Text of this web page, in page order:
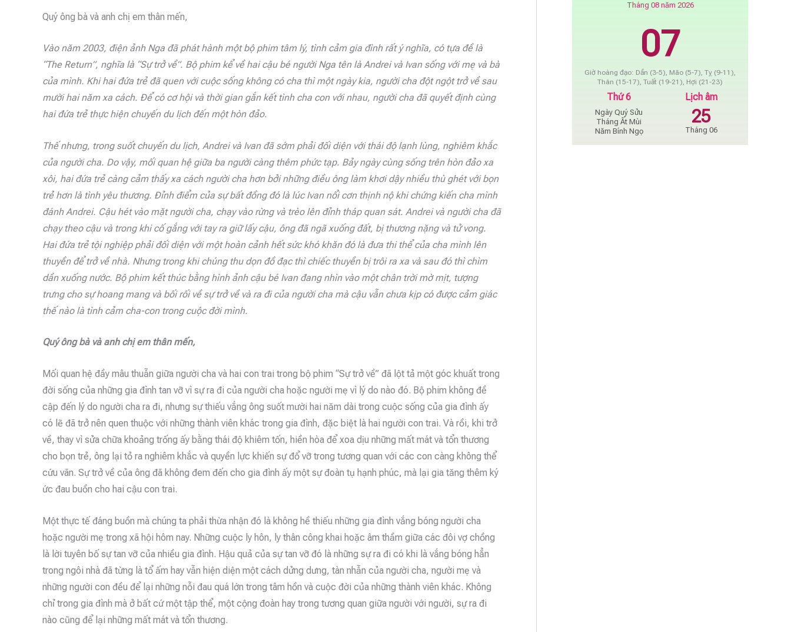
Quý ông bà và anh chị em thân mến,
Vào năm 2003, điện ảnh Nga đã phát hành một bộ phim tâm lý, tình cảm gia đình rất ý nghĩa, có tựa đề là
“The Return”, nghĩa là “Sự trở về”. Bộ phim kể về hai cậu bé người Nga tên là Andrei và Ivan sống với mẹ và bà
của mình. Khi hai đứa trẻ đã quen với cuộc sống không có cha thì một ngày kia, người cha đột ngột trở về sau
mười hai năm xa cách. Để có cơ hội và thời gian gắn kết tình cha con với nhau, người cha đã quyết định cùng
hai đứa trẻ thực hiện chuyến du lịch đến một hòn đảo.
Thế nhưng, trong suốt chuyến du lịch, Andrei và Ivan đã sớm phải đối diện với thái độ lạnh lùng, nghiêm khắc
của người cha. Do vậy, mối quan hệ giữa ba người càng thêm phức tạp. Bảy ngày cùng sống trên hòn đảo xa
xôi, hai đứa trẻ càng cảm thấy xa cách người cha hơn bởi những điều ông làm khơi dậy nhiều thù ghét với bọn
trẻ hơn là tình yêu thương. Đỉnh điểm của sự bất đồng đó là lúc Ivan nổi cơn thịnh nộ khi chứng kiến ​​cha mình
đánh Andrei. Cậu hét vào mặt người cha, chạy vào rừng và trèo lên đỉnh tháp quan sát. Andrei và người cha đã
chạy theo cậu và trong khi cố gắng với tay ra giữ lấy cậu, ông đã ngã xuống đất, bị thương nặng và tử vong.
Hai đứa trẻ tội nghiệp phải đối diện với một hoàn cảnh hết sức khó khăn đó là đưa thi thể của cha mình lên
thuyền để trở về nhà. Nhưng trong khi chúng thu dọn đồ đạc thì chiếc thuyền bị trôi ra xa và sau đó thì chìm
dần xuống nước. Bộ phim kết thúc bằng hình ảnh cậu bé Ivan đang nhìn vào một chân trời mờ mịt, tượng
trưng cho sự hoang mang và bối rối về sự trở về và ra đi của người cha mà cậu vẫn chưa kịp có được cảm giác
thế nào là tình cảm cha-con trong cuộc đời mình.
Quý ông bà và anh chị em thân mến,
Mối quan hệ đầy mâu thuẫn giữa người cha và hai con trai trong bộ phim “Sự trở về” đã lột tả một góc khuất trong
đời sống của những gia đình tan vỡ vì sự ra đi của người cha hoặc người mẹ vì lý do nào đó. Bộ phim không đề
cập đến lý do người cha ra đi, nhưng sự thiếu vắng ông suốt mười hai năm dài trong cuộc sống của gia đình ấy
có lẽ đã trở nên quen thuộc với những thành viên khác trong gia đình, đặc biệt là hai người con trai. Và rồi, khi trở
về, thay vì sửa chữa khoảng trống ấy bằng thái độ khiêm tốn, hiền hòa để xoa dịu những mất mát và tổn thương
cho bọn trẻ, ông lại tỏ ra nghiêm khắc và quyền lực khiến sự đổ vỡ trong tương quan với các con càng không thể
cứu vãn. Sự trở về của ông đã không đem đến cho gia đình ấy một sự đoàn tụ hạnh phúc, mà lại gia tăng thêm ký
ức đau buồn cho hai cậu con trai.
Một thực tế đáng buồn mà chúng ta phải thừa nhận đó là không hề thiếu những gia đình vắng bóng người cha
hoặc người mẹ trong xã hội hôm nay. Những cuộc ly hôn, ly thân công khai hoặc âm thầm giữa các đôi vợ chồng
là lời tuyên bố sự tan vỡ của nhiều gia đình. Hậu quả của sự tan vỡ đó là những sự ra đi có khi là vắng bóng hẳn
trong ngôi nhà đã từng là tổ ấm hay vẫn hiện diện một cách dửng dưng, tàn nhẫn của người cha, người mẹ và
những người con đều để lại những nỗi đau quá lớn trong tâm hồn và cuộc đời của những thành viên khác. Không
chỉ trong gia đình mà ở bất cứ một tập thể, một cộng đoàn hay trong tương quan giữa người với người, sự ra đi
nào cũng để lại những mất mát và tổn thương.
Tháng 08 năm 2026
07
Giờ hoàng đạo: Dần (3-5), Mão (5-7), Tỵ (9-11),
Thân (15-17), Tuất (19-21), Hợi (21-23)
Thứ 6
Ngày Quý Sửu
Tháng Ất Mùi
Năm Bính Ngọ
Lịch âm
25
Tháng 06